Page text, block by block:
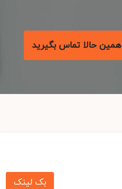
همین حالا تماس بگیرید
بک لینک